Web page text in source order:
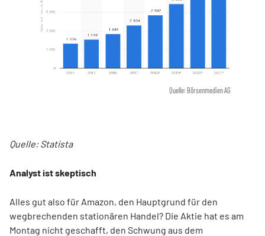
Quelle: Börsenmedien AG
Quelle: Statista
Analyst ist skeptisch
Alles gut also für Amazon, den Hauptgrund für den
wegbrechenden stationären Handel? Die Aktie hat es am
Montag nicht geschafft, den Schwung aus dem